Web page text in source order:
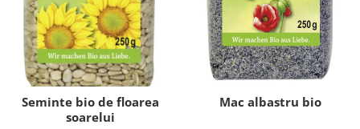
Seminte bio de floarea
soarelui
Mac albastru bio